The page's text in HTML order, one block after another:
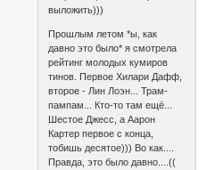
выложить)))
Прошлым летом *ы, как
давно это было* я смотрела
рейтинг молодых кумиров
тинов. Первое Хилари Дафф,
второе - Лин Лоэн... Трам-
пампам... Кто-то там ещё...
Шестое Джесс, а Аарон
Картер первое с конца,
тобишь десятое))) Во как....
Правда, это было давно....((